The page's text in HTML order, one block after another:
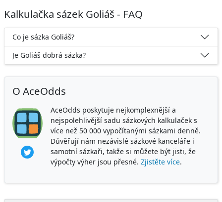
Kalkulačka sázek Goliáš - FAQ
Co je sázka Goliáš?
Je Goliáš dobrá sázka?
O AceOdds
AceOdds poskytuje nejkomplexnější a
nejspolehlivější sadu sázkových kalkulaček s
více než 50 000 vypočítanými sázkami denně.
Důvěřují nám nezávislé sázkové kanceláře i
samotní sázkaři, takže si můžete být jisti, že
výpočty výher jsou přesné. Zjistěte více.